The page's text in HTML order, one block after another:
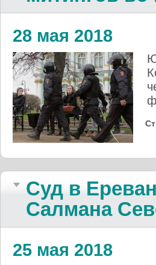
28 мая 2018
Суд в
Салмана
25 мая 2018